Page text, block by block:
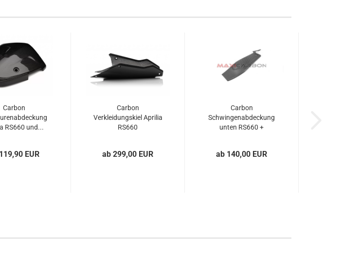
Carbon
RS660 und...
EUR
Carbon
Verkleidungskiel Aprilia
RS660
ab 299,00 EUR
Carbon
Schwingenabdeckung
unten RS660 +
ab 140,00 EUR